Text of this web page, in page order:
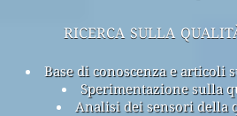
ricerca sulla
Base di conoscenza e articoli
Sperimentazione sulla
Analisi dei sensori della